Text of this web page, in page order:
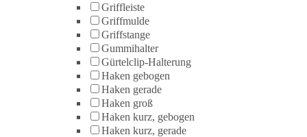
Griffleiste
Griffmulde
Griffstange
Gummihalter
Gürtelclip-Halterung
Haken gebogen
Haken gerade
Haken groß
Haken kurz, gebogen
Haken kurz, gerade